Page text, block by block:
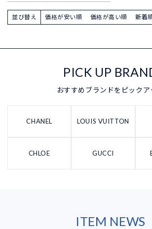
並び替え 価格が安い順 価格が高い順 新着
PICK UP
おすすめブランドをピックア
CHANEL LOUIS VUITTON
CHLOE GUCCI
ITEM NEWS